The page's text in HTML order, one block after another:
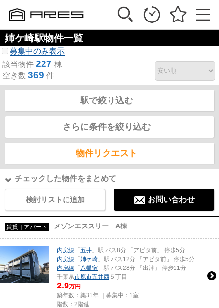
姉ケ崎駅物件一覧
募集中のみ表示
該当物件 227 棟
空き数 369 件
駅で絞り込む
さらに条件を絞り込む
物件リクエスト
チェックした物件をまとめて
検討リストに追加 お問い合わせ
賃貸｜アパート メゾンエススリー A棟
内房線 「五井 」駅 バス8分 「アピタ前」 停歩5分
内房線 「姉ケ崎 」駅 バス12分 「アピタ前」 停歩5分
内房線 「 八幡宿 」駅 バス28分 「出津」 停歩11分
千葉県市原市五井西 ５丁目
2.9万円
築年数：築31年 ｜募集中： 1室
階数：2階建